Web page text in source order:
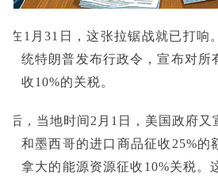
在1月31日，这张拉锯战就已打响
统特朗普发布行政令，宣布对所
收10%的关税。
后，当地时间2月1日，美国政府又
和墨西哥的进口商品征收25%的
拿大的能源资源征收10%关税。